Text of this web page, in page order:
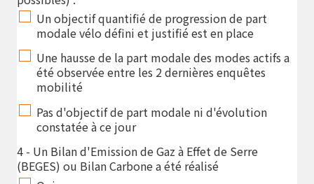
Un objectif quantifié de progression de part
modale vélo défini et justifié est en place
Une hausse de la part modale des modes actifs a
été observée entre les 2 dernières enquêtes
mobilité
Pas d'objectif de part modale ni d'évolution
constatée à ce jour
4 - Un Bilan d'Emission de Gaz à Effet de Serre
(BEGES) ou Bilan Carbone a été réalisé